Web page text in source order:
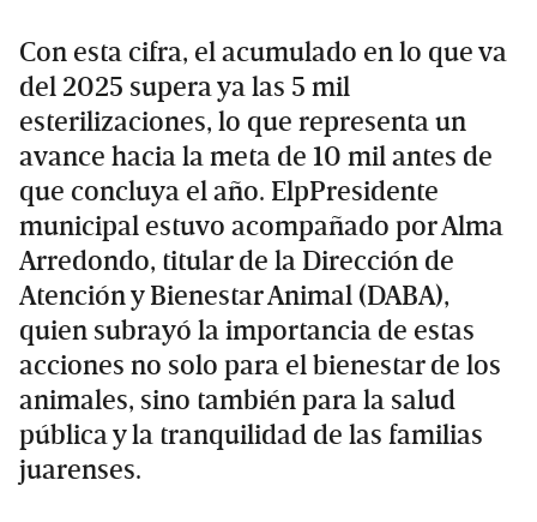
Con esta cifra, el acumulado en lo que va
del 2025 supera ya las 5 mil
esterilizaciones, lo que representa un
avance hacia la meta de 10 mil antes de
que concluya el año. ElpPresidente
municipal estuvo acompañado por Alma
Arredondo, titular de la Dirección de
Atención y Bienestar Animal (DABA),
quien subrayó la importancia de estas
acciones no solo para el bienestar de los
animales, sino también para la salud
pública y la tranquilidad de las familias
juarenses.